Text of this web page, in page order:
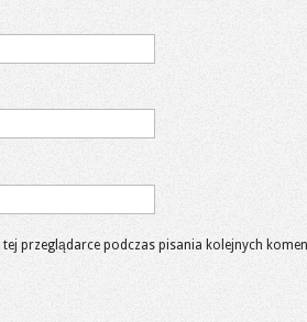
przeglądarce podczas pisania kolejnych